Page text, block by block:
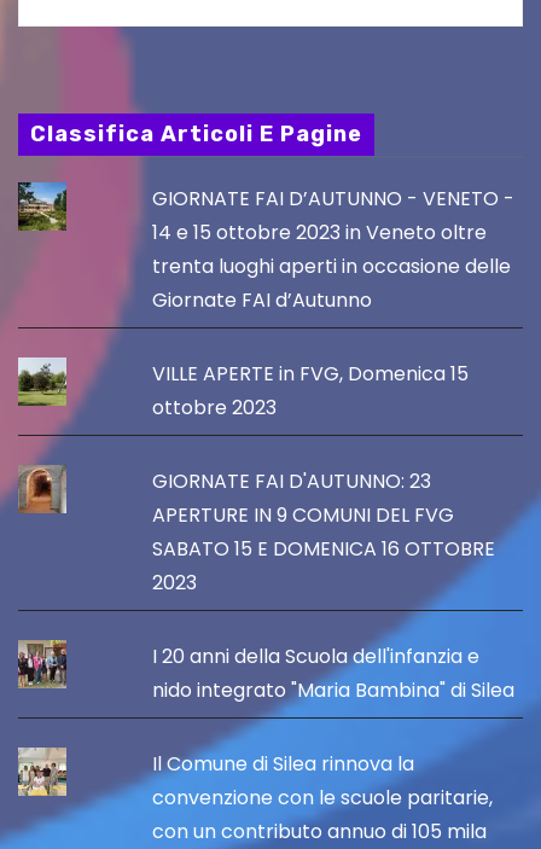
Classifica Articoli E Pagine
GIORNATE FAI D’AUTUNNO - VENETO -
14 e 15 ottobre 2023 in Veneto oltre
trenta luoghi aperti in occasione delle
Giornate FAI d’Autunno
VILLE APERTE in FVG, Domenica 15
ottobre 2023
GIORNATE FAI D'AUTUNNO: 23
APERTURE IN 9 COMUNI DEL FVG
SABATO 15 E DOMENICA 16 OTTOBRE
2023
I 20 anni della Scuola dell'infanzia e
nido integrato "Maria Bambina" di Silea
Il Comune di Silea rinnova la
convenzione con le scuole paritarie,
con un contributo annuo di 105 mila